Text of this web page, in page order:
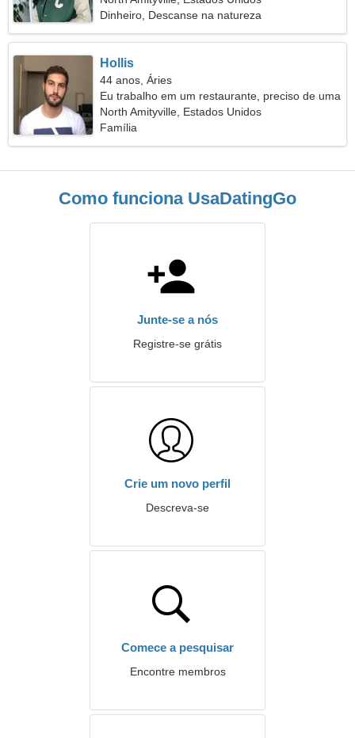
Dinheiro, Descanse na natureza
Hollis
44 anos, Áries
Eu trabalho em um restaurante, preciso de uma
mulher brincalhona
North Amityville, Estados Unidos
Família
Como funciona UsaDatingGo
Junte-se a nós
Registre-se grátis
Crie um novo perfil
Descreva-se
Comece a pesquisar
Encontre membros